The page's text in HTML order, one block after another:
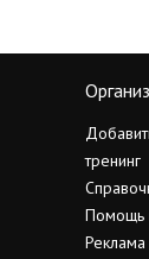
тренинг
Помощь
Реклама